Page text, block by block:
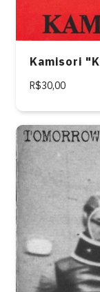
Kamisori
R$30,00